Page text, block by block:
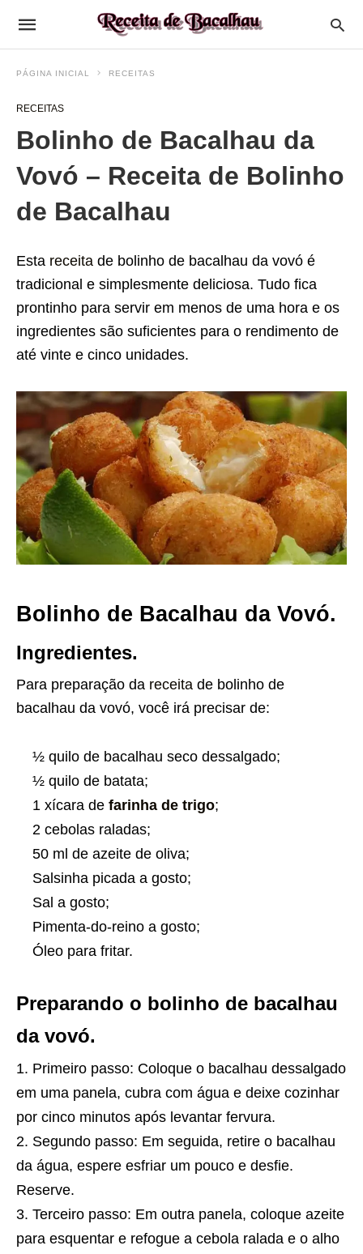
PÁGINA INICIAL RECEITAS
RECEITAS
Bolinho de Bacalhau da
Vovó – Receita de Bolinho
de Bacalhau
Esta receita de bolinho de bacalhau da vovó é
tradicional e simplesmente deliciosa. Tudo fica
prontinho para servir em menos de uma hora e os
ingredientes são suficientes para o rendimento de
até vinte e cinco unidades.
Bolinho de Bacalhau da Vovó.
Ingredientes.
Para preparação da receita de bolinho de
bacalhau da vovó, você irá precisar de:
½ quilo de bacalhau seco dessalgado;
½ quilo de batata;
1 xícara de farinha de trigo;
2 cebolas raladas;
50 ml de azeite de oliva;
Salsinha picada a gosto;
Sal a gosto;
Pimenta-do-reino a gosto;
Óleo para fritar.
Preparando o bolinho de bacalhau
da vovó.
Primeiro passo: Coloque o bacalhau dessalgado
em uma panela, cubra com água e deixe cozinhar
por cinco minutos após levantar fervura.
Segundo passo: Em seguida, retire o bacalhau
da água, espere esfriar um pouco e desfie.
Reserve.
Terceiro passo: Em outra panela, coloque azeite
para esquentar e refogue a cebola ralada e o alho